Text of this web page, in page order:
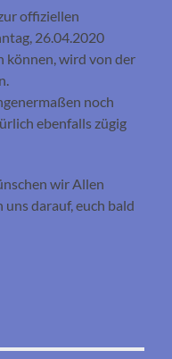
offiziellen
26.04.2020
können, wird von der
noch
ebenfalls zügig
wir Allen
darauf, euch bald